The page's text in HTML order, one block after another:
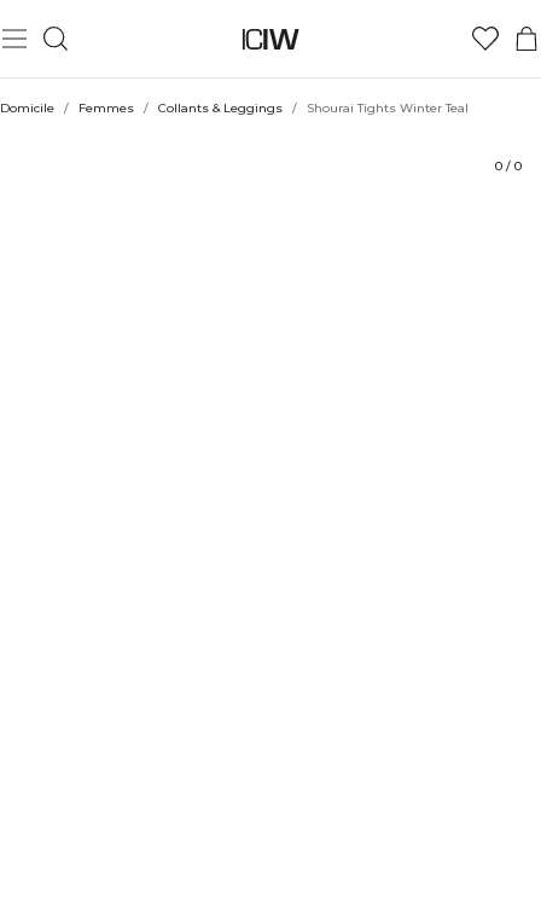
Domicile / Femmes / Collants & Leggings / Shourai Tights Winter Teal
0 / 0